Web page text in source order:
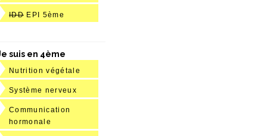
IDD EPI 5ème
suis en 4ème
Nutrition végétale
Système nerveux
Communication
hormonale